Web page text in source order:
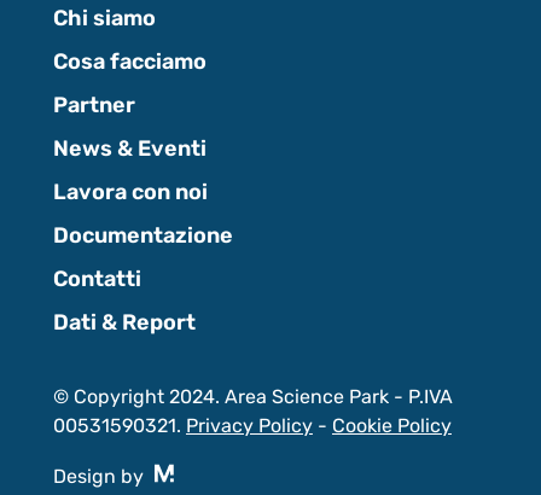
Chi siamo
Cosa facciamo
Partner
News & Eventi
Lavora con noi
Documentazione
Contatti
Dati & Report
© Copyright 2024. Area Science Park - P.IVA
00531590321. Privacy Policy- Cookie Policy
Design by